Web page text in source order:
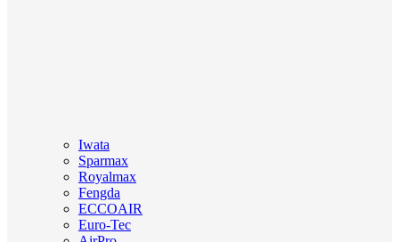
Iwata
Sparmax
Royalmax
Fengda
ECCOAIR
Euro-Tec